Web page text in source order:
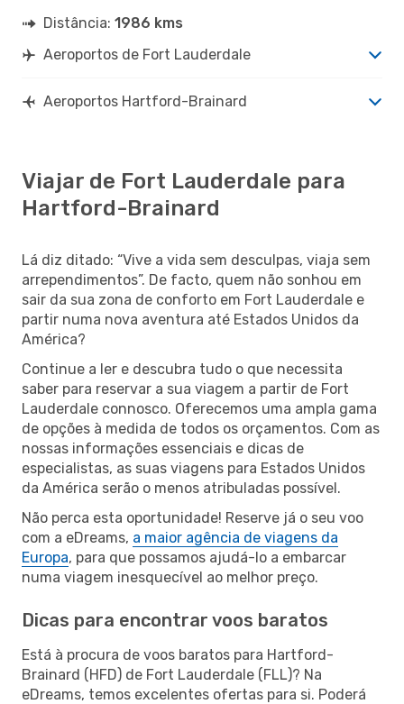
Distância: 1986 kms
Aeroportos de Fort Lauderdale
Aeroportos Hartford-Brainard
Viajar de Fort Lauderdale para
Hartford-Brainard
Lá diz ditado: “Vive a vida sem desculpas, viaja sem
arrependimentos”. De facto, quem não sonhou em
sair da sua zona de conforto em Fort Lauderdale e
partir numa nova aventura até Estados Unidos da
América?
Continue a ler e descubra tudo o que necessita
saber para reservar a sua viagem a partir de Fort
Lauderdale connosco. Oferecemos uma ampla gama
de opções à medida de todos os orçamentos. Com as
nossas informações essenciais e dicas de
especialistas, as suas viagens para Estados Unidos
da América serão o menos atribuladas possível.
Não perca esta oportunidade! Reserve já o seu voo
com a eDreams, a maior agência de viagens da
Europa, para que possamos ajudá-lo a embarcar
numa viagem inesquecível ao melhor preço.
Dicas para encontrar voos baratos
Está à procura de voos baratos para Hartford-
Brainard (HFD) de Fort Lauderdale (FLL)? Na
eDreams, temos excelentes ofertas para si. Poderá